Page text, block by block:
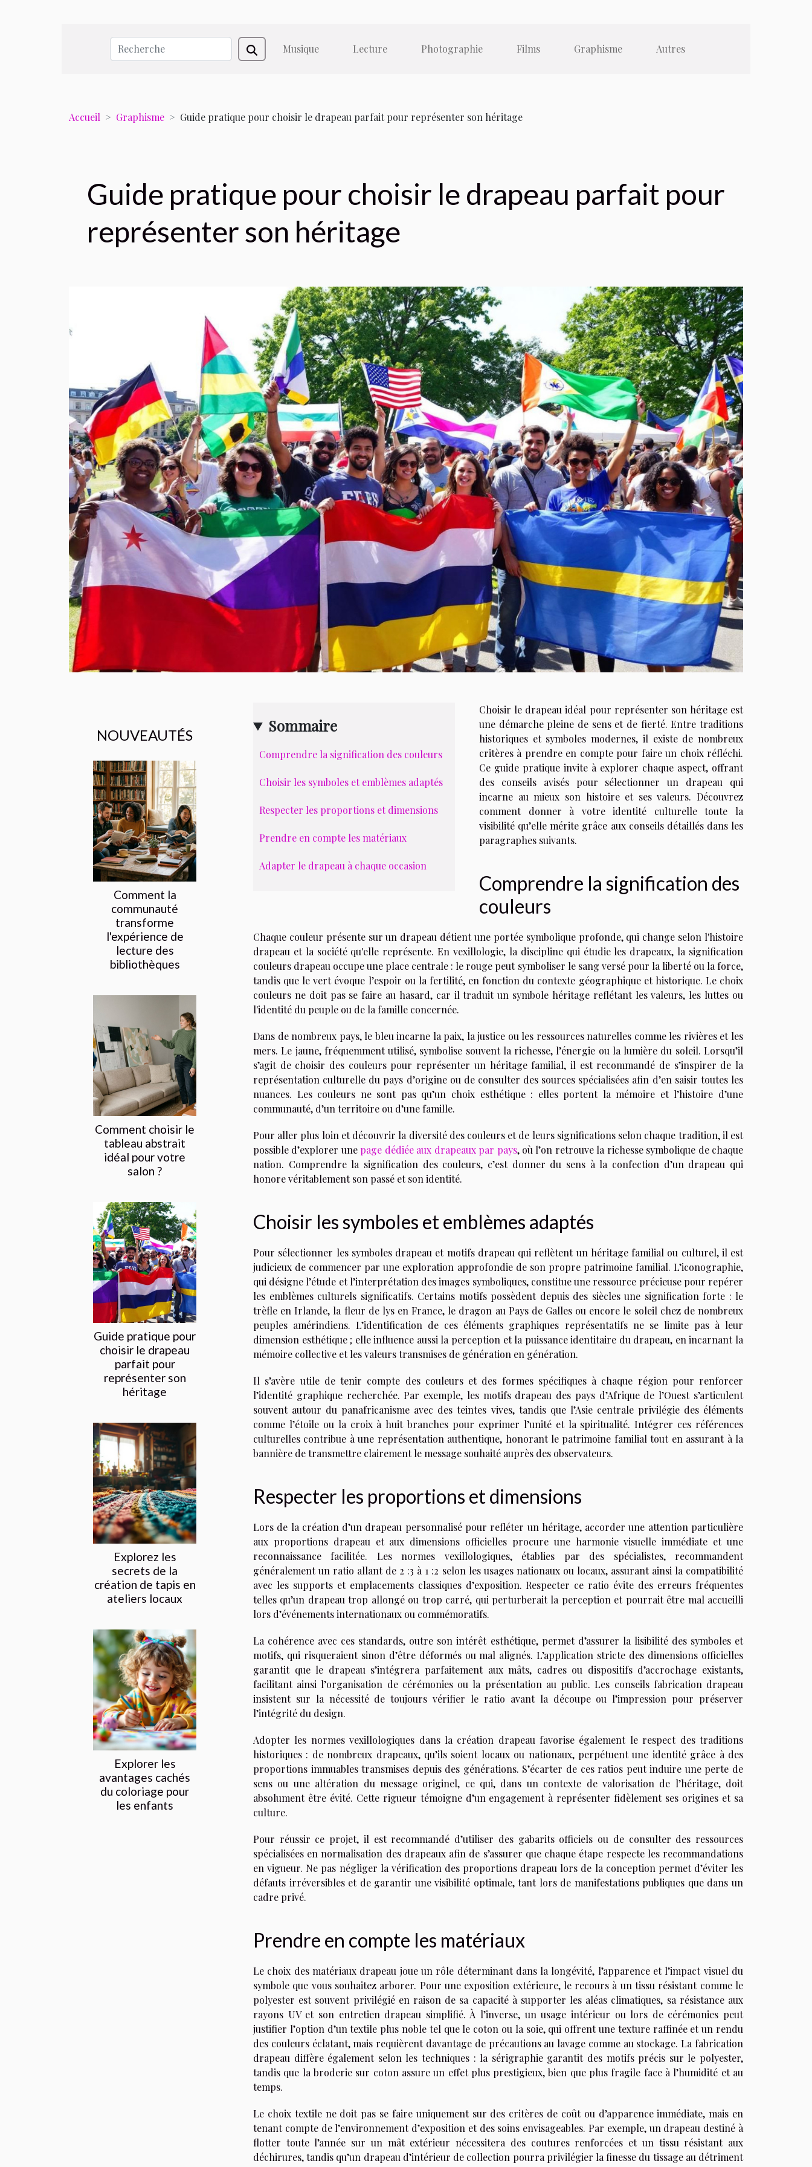
Musique Lecture Photographie Films Graphisme Autres
Accueil Graphisme Guide pratique pour choisir le drapeau parfait pour représenter son héritage
Guide pratique pour choisir le drapeau parfait pour
représenter son héritage
NOUVEAUTÉS
Comment la
communauté
transforme
l'expérience de
lecture des
bibliothèques
Comment choisir le
tableau abstrait
idéal pour votre
salon ?
Guide pratique pour
choisir le drapeau
parfait pour
représenter son
héritage
Explorez les
secrets de la
création de tapis en
ateliers locaux
Explorer les
avantages cachés
du coloriage pour
les enfants
Sommaire
Comprendre la signification des couleurs
Choisir les symboles et emblèmes adaptés
Respecter les proportions et dimensions
Prendre en compte les matériaux
Adapter le drapeau à chaque occasion
Choisir le drapeau idéal pour représenter son héritage est
une démarche pleine de sens et de fierté. Entre traditions
historiques et symboles modernes, il existe de nombreux
critères à prendre en compte pour faire un choix réfléchi.
Ce guide pratique invite à explorer chaque aspect, offrant
des conseils avisés pour sélectionner un drapeau qui
incarne au mieux son histoire et ses valeurs. Découvrez
comment donner à votre identité culturelle toute la
visibilité qu’elle mérite grâce aux conseils détaillés dans les
paragraphes suivants.
Comprendre la signification des
couleurs
Chaque couleur présente sur un drapeau détient une portée symbolique profonde, qui change selon l'histoire
drapeau et la société qu'elle représente. En vexillologie, la discipline qui étudie les drapeaux, la signification
couleurs drapeau occupe une place centrale : le rouge peut symboliser le sang versé pour la liberté ou la force,
tandis que le vert évoque l’espoir ou la fertilité, en fonction du contexte géographique et historique. Le choix
couleurs ne doit pas se faire au hasard, car il traduit un symbole héritage reflétant les valeurs, les luttes ou
l'identité du peuple ou de la famille concernée.
Dans de nombreux pays, le bleu incarne la paix, la justice ou les ressources naturelles comme les rivières et les
mers. Le jaune, fréquemment utilisé, symbolise souvent la richesse, l’énergie ou la lumière du soleil. Lorsqu’il
s’agit de choisir des couleurs pour représenter un héritage familial, il est recommandé de s’inspirer de la
représentation culturelle du pays d’origine ou de consulter des sources spécialisées afin d’en saisir toutes les
nuances. Les couleurs ne sont pas qu’un choix esthétique : elles portent la mémoire et l’histoire d’une
communauté, d’un territoire ou d’une famille.
Pour aller plus loin et découvrir la diversité des couleurs et de leurs significations selon chaque tradition, il est
possible d’explorer une page dédiée aux drapeaux par pays, où l’on retrouve la richesse symbolique de chaque
nation. Comprendre la signification des couleurs, c’est donner du sens à la confection d’un drapeau qui
honore véritablement son passé et son identité.
Choisir les symboles et emblèmes adaptés
Pour sélectionner les symboles drapeau et motifs drapeau qui reflètent un héritage familial ou culturel, il est
judicieux de commencer par une exploration approfondie de son propre patrimoine familial. L’iconographie,
qui désigne l’étude et l’interprétation des images symboliques, constitue une ressource précieuse pour repérer
les emblèmes culturels significatifs. Certains motifs possèdent depuis des siècles une signification forte : le
trèfle en Irlande, la fleur de lys en France, le dragon au Pays de Galles ou encore le soleil chez de nombreux
peuples amérindiens. L’identification de ces éléments graphiques représentatifs ne se limite pas à leur
dimension esthétique ; elle influence aussi la perception et la puissance identitaire du drapeau, en incarnant la
mémoire collective et les valeurs transmises de génération en génération.
Il s’avère utile de tenir compte des couleurs et des formes spécifiques à chaque région pour renforcer
l’identité graphique recherchée. Par exemple, les motifs drapeau des pays d’Afrique de l’Ouest s’articulent
souvent autour du panafricanisme avec des teintes vives, tandis que l’Asie centrale privilégie des éléments
comme l’étoile ou la croix à huit branches pour exprimer l’unité et la spiritualité. Intégrer ces références
culturelles contribue à une représentation authentique, honorant le patrimoine familial tout en assurant à la
bannière de transmettre clairement le message souhaité auprès des observateurs.
Respecter les proportions et dimensions
Lors de la création d’un drapeau personnalisé pour refléter un héritage, accorder une attention particulière
aux proportions drapeau et aux dimensions officielles procure une harmonie visuelle immédiate et une
reconnaissance facilitée. Les normes vexillologiques, établies par des spécialistes, recommandent
généralement un ratio allant de 2 :3 à 1 :2 selon les usages nationaux ou locaux, assurant ainsi la compatibilité
avec les supports et emplacements classiques d’exposition. Respecter ce ratio évite des erreurs fréquentes
telles qu’un drapeau trop allongé ou trop carré, qui perturberait la perception et pourrait être mal accueilli
lors d’événements internationaux ou commémoratifs.
La cohérence avec ces standards, outre son intérêt esthétique, permet d’assurer la lisibilité des symboles et
motifs, qui risqueraient sinon d’être déformés ou mal alignés. L’application stricte des dimensions officielles
garantit que le drapeau s’intégrera parfaitement aux mâts, cadres ou dispositifs d’accrochage existants,
facilitant ainsi l’organisation de cérémonies ou la présentation au public. Les conseils fabrication drapeau
insistent sur la nécessité de toujours vérifier le ratio avant la découpe ou l’impression pour préserver
l’intégrité du design.
Adopter les normes vexillologiques dans la création drapeau favorise également le respect des traditions
historiques : de nombreux drapeaux, qu’ils soient locaux ou nationaux, perpétuent une identité grâce à des
proportions immuables transmises depuis des générations. S’écarter de ces ratios peut induire une perte de
sens ou une altération du message originel, ce qui, dans un contexte de valorisation de l’héritage, doit
absolument être évité. Cette rigueur témoigne d’un engagement à représenter fidèlement ses origines et sa
culture.
Pour réussir ce projet, il est recommandé d’utiliser des gabarits officiels ou de consulter des ressources
spécialisées en normalisation des drapeaux afin de s’assurer que chaque étape respecte les recommandations
en vigueur. Ne pas négliger la vérification des proportions drapeau lors de la conception permet d’éviter les
défauts irréversibles et de garantir une visibilité optimale, tant lors de manifestations publiques que dans un
cadre privé.
Prendre en compte les matériaux
Le choix des matériaux drapeau joue un rôle déterminant dans la longévité, l’apparence et l’impact visuel du
symbole que vous souhaitez arborer. Pour une exposition extérieure, le recours à un tissu résistant comme le
polyester est souvent privilégié en raison de sa capacité à supporter les aléas climatiques, sa résistance aux
rayons UV et son entretien drapeau simplifié. À l’inverse, un usage intérieur ou lors de cérémonies peut
justifier l’option d’un textile plus noble tel que le coton ou la soie, qui offrent une texture raffinée et un rendu
des couleurs éclatant, mais requièrent davantage de précautions au lavage comme au stockage. La fabrication
drapeau diffère également selon les techniques : la sérigraphie garantit des motifs précis sur le polyester,
tandis que la broderie sur coton assure un effet plus prestigieux, bien que plus fragile face à l’humidité et au
temps.
Le choix textile ne doit pas se faire uniquement sur des critères de coût ou d’apparence immédiate, mais en
tenant compte de l’environnement d’exposition et des soins envisageables. Par exemple, un drapeau destiné à
flotter toute l’année sur un mât extérieur nécessitera des coutures renforcées et un tissu résistant aux
déchirures, tandis qu’un drapeau d’intérieur de collection pourra privilégier la finesse du tissage au détriment